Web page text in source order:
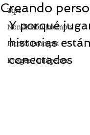
Tips
Non-fiction Prompts
Fiction Prompts
Images / Imágenes
Creando
Y porqué
historias
conectados